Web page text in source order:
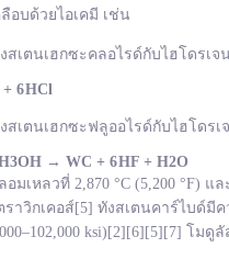
อบด้วยไอเคมี เช่น
เตนเฮกซะคลอไรด์กับไฮโดรเจ
+ 6 HCl
สเตนเฮกซะฟลูออไรด์กับไฮโดร
3OH → WC + 6 HF + H2O
หลวที่ 2,870 °C (5,200 °F) แล
าวิกเคอส์[5] ทังสเตนคาร์ไบด์มี
ksi)[2][6][5][7] โม